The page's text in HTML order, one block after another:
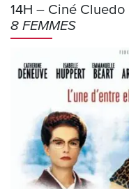
14H – Ciné Cluedo
8 FEMMES